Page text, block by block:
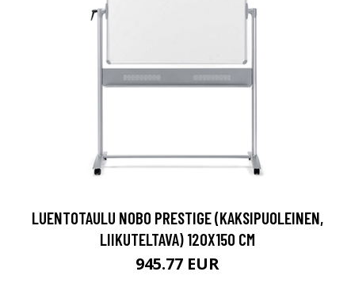
LUENTOTAULU NOBO PRESTIGE (KAKSIPUOLEINEN,
LIIKUTELTAVA) 120X150 CM
945.77 EUR